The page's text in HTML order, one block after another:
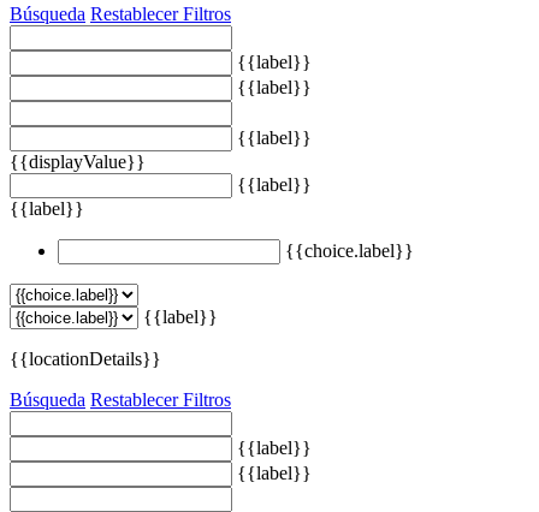
Búsqueda Restablecer Filtros
{{label}}
{{label}}
{{label}}
{{displayValue}}
{{label}}
{{label}}
{{choice.label}}
{{label}}
{{locationDetails}}
Búsqueda Restablecer Filtros
{{label}}
{{label}}